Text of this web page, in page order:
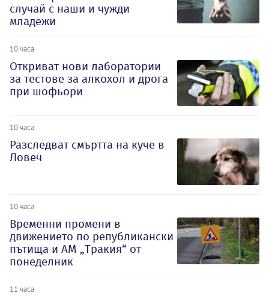
случай с наши и чужди
младежи
10 часа
Откриват нови лаборатории
за тестове за алкохол и дрога
при шофьори
10 часа
Разследват смъртта на куче в
Ловеч
10 часа
Временни промени в
движението по републикански
пътища и АМ „Тракия“ от
понеделник
11 часа